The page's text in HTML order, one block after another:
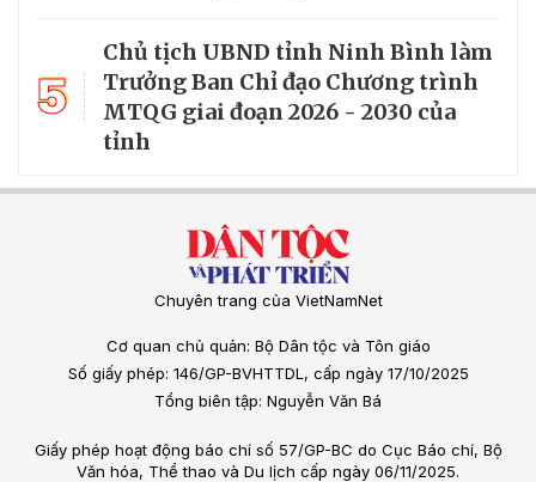
5
Chủ tịch UBND tỉnh Ninh Bình làm
Trưởng Ban Chỉ đạo Chương trình
MTQG giai đoạn 2026 - 2030 của
tỉnh
Chuyên trang của VietNamNet
Cơ quan chủ quản: Bộ Dân tộc và Tôn giáo
Số giấy phép: 146/GP-BVHTTDL, cấp ngày 17/10/2025
Tổng biên tập: Nguyễn Văn Bá
Giấy phép hoạt động báo chí số 57/GP-BC do Cục Báo chí, Bộ
Văn hóa, Thể thao và Du lịch cấp ngày 06/11/2025.